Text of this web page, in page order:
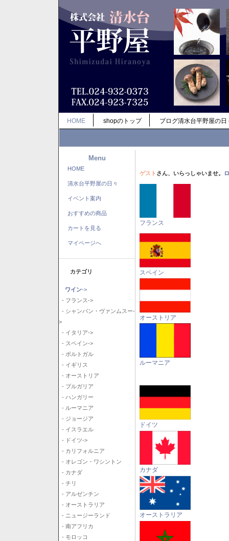
HOME shopのトップ ブログ清水台平野屋の日
Menu
HOME
清水台平野屋の日々
イベント案内
おすすめの商品
カートを見る
マイページへ
カテゴリ
ワイン->
- フランス->
- シャンパン・ヴァンムスー-
>
- イタリア->
- スペイン->
- ポルトガル
- イギリス
- オーストリア
- ブルガリア
- ハンガリー
- ルーマニア
- ジョージア
- イスラエル
- ドイツ->
- カリフォルニア
- オレゴン・ワシントン
- カナダ
- チリ
- アルゼンチン
- オーストラリア
- ニュージーランド
- 南アフリカ
- モロッコ
ゲスト さん、いらっしゃいませ。
フランス
スペイン
オーストリア
ルーマニア
ドイツ
カナダ
オーストラリア